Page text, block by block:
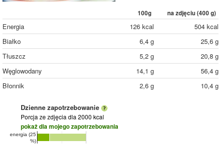
100g na zdjęciu (400 g)
Energia 126 kcal
504 kcal
Białko
6,4 g
25,6 g
Tłuszcz
5,2 g
20,8 g
Węglowodany
14,1 g
56,4 g
Błonnik
2,6 g 10,4 g
Dzienne zapotrzebowanie
Porcja ze zdjęcia dla 2000 kcal
pokaż dla mojego zapotrzebowania
energia (25
%)